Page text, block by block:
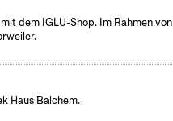
dem IGLU-Shop. Im Rahmen von
Haus Balchem.